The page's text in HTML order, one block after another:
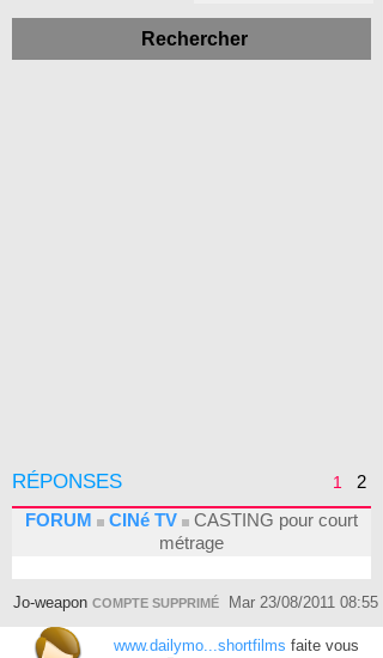
RÉPONSES 1
2
FORUM
CINé TV
CASTING pour court
métrage
Jo-weapon COMPTE SUPPRIMÉ Mar 23/08/2011 08:55
www.dailymo...shortfilms faite vous